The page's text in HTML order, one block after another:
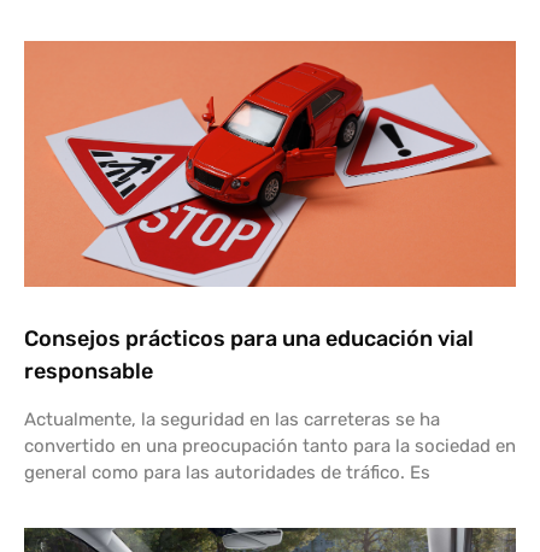
Consejos prácticos para una educación vial
responsable
Actualmente, la seguridad en las carreteras se ha
convertido en una preocupación tanto para la sociedad en
general como para las autoridades de tráfico. Es